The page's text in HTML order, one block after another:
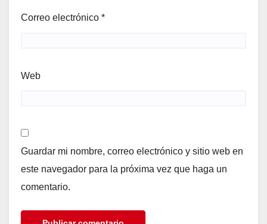
Correo electrónico *
Web
Guardar mi nombre, correo electrónico y sitio web en
este navegador para la próxima vez que haga un
comentario.